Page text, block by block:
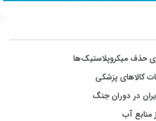
حذف میکروپلاستیک‌ها
منابع آب